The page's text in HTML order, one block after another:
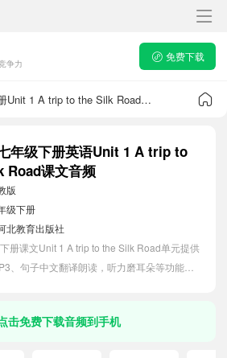
争力
免费下载
冀教版七年级下册Unit 1 A trip to the Silk Road课文音频
年级下册英语Unit 1 A trip to
Road课文音频
版
级下册
北教育出版社
册课文Unit 1 A trip to the Silk Road单元提供
、句子中文翻译朗读，听力磨耳朵等功能，
击免费下载音频到手机